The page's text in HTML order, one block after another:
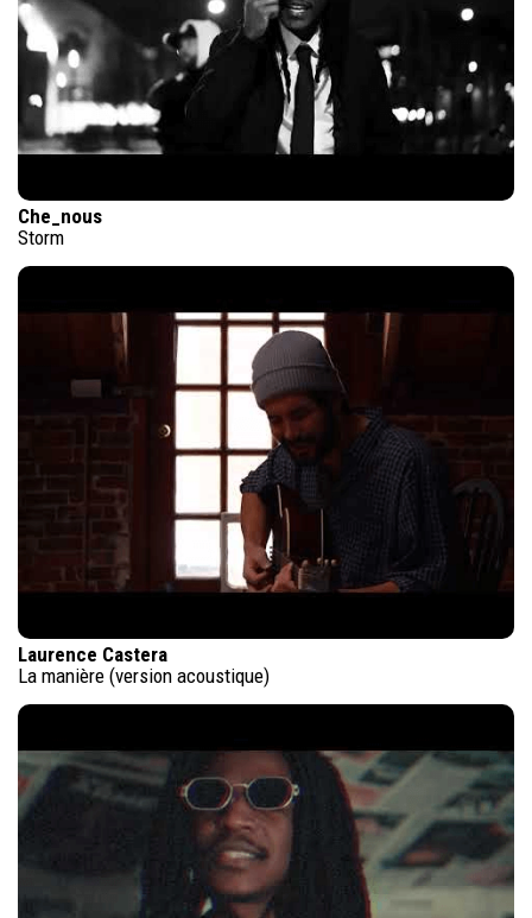
Che_nous
Storm
Laurence Castera
La manière (version acoustique)